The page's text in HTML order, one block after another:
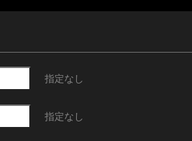
指定なし
指定なし